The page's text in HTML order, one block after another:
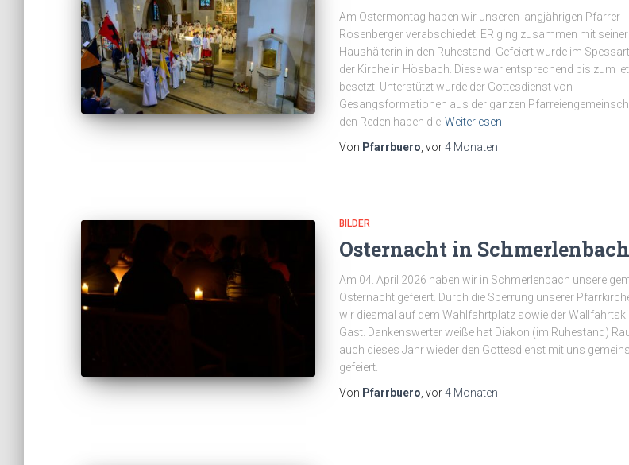
Am Ostermontag haben wir unseren langjährigen Pfarrer
Rosenberger verabschiedet. ER ging zusammen mit seiner
Haushälterin in den Ruhestand. Gefeiert wurde im
der Kirche in Hösbach. Diese war entsprechend bis zum
besetzt. Unterstützt wurde der Gottesdienst von
Gesangsformationen aus der ganzen
den Reden haben die Weiterlesen
Von Pfarrbuero , vor4 Monaten
BILDER
Osternacht in Schmerlenbach
Am 04. April 2026 haben wir in Schmerlenbach unsere
Osternacht gefeiert. Durch die Sperrung unserer
wir diesmal auf dem Wahlfahrtplatz sowie der
Gast. Dankenswerter weiße hat Diakon (im Ruhestand)
auch dieses Jahr wieder den Gottesdienst mit uns
gefeiert.
Von Pfarrbuero , vor4 Monaten